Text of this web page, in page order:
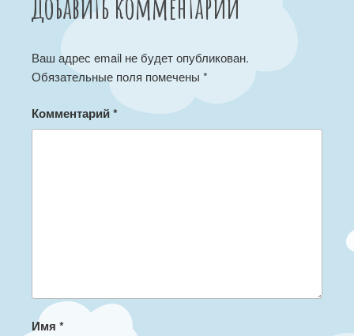
Ваш адрес email не будет опубликован.
Обязательные поля помечены *
Комментарий*
Имя *